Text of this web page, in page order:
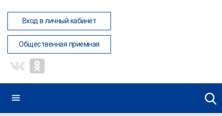
Вход в личный кабинет
Общественная приемная